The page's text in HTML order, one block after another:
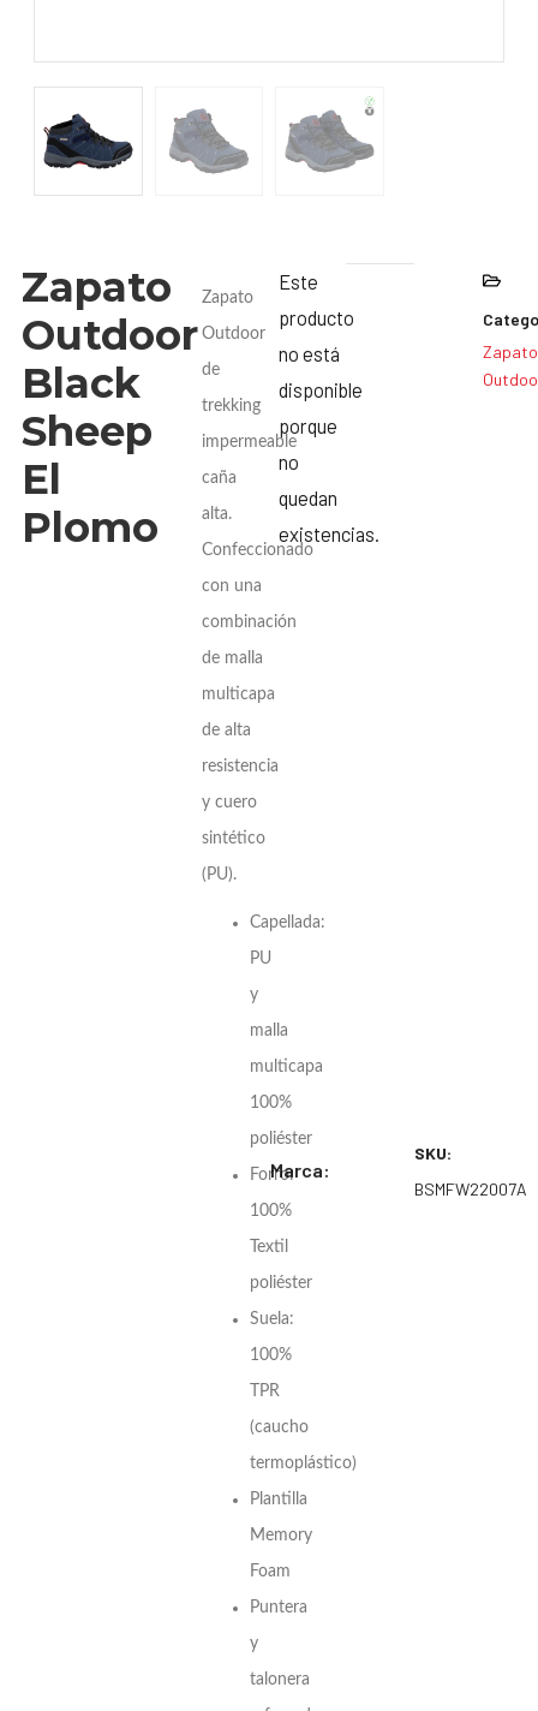
Zapato
Outdoor
Black
Sheep
El
Plomo
Zapato
Outdoor
de
trekking
impermeable
caña
alta.
Confeccionado
con una
combinación
de malla
multicapa
de alta
resistencia
y cuero
sintético
(PU).
Capellada:
PU
y
malla
multicapa
100%
poliéster
Forro:
100%
Textil
poliéster
Suela:
100%
TPR
(caucho
termoplástico)
Plantilla
Memory
Foam
Puntera
y
talonera
Marca:
Este
producto
no está
disponible
porque
no
quedan
existencias.
SKU:
BSMFW22007A